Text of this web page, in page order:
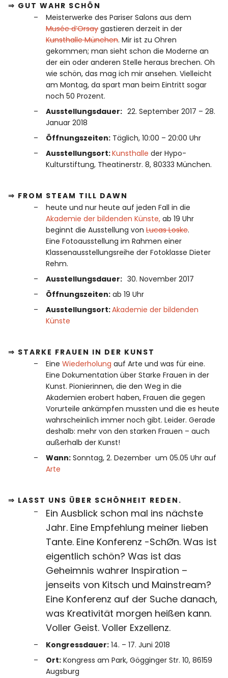
⇒ GUT WAHR SCHÖN
Meisterwerke des Pariser Salons aus dem
Musée d’Orsaygastieren derzeit in der
Kunsthalle München. Mir ist zu Ohren
gekommen; man sieht schon die Moderne an
der ein oder anderen Stelle heraus brechen. Oh
wie schön, das mag ich mir ansehen. Vielleicht
am Montag, da spart man beim Eintritt sogar
noch 50 Prozent.
Ausstellungsdauer: 22. September 2017 – 28.
Januar 2018
Öffnungszeiten: Täglich, 10:00 – 20:00 Uhr
Ausstellungsort:Kunsthalle der Hypo-
Kulturstiftung, Theatinerstr. 8, 80333 München.
⇒ FROM STEAM TILL DAWN
heute und nur heute auf jeden Fall in die
Akademie der bildenden Künste, ab 19 Uhr
beginnt die Ausstellung vonLucas Loske.
Eine Fotoausstellung im Rahmen einer
Klassenausstellungsreihe der Fotoklasse Dieter
Rehm.
Ausstellungsdauer: 30. November 2017
Öffnungszeiten: ab 19 Uhr
Ausstellungsort:Akademie der bildenden
Künste
⇒ STARKE FRAUEN IN DER KUNST
EineWiederholung auf Arte und was für eine.
Eine Dokumentation über Starke Frauen in der
Kunst. Pionierinnen, die den Weg in die
Akademien erobert haben, Frauen die gegen
Vorurteile ankämpfen mussten und die es heute
wahrscheinlich immer noch gibt. Leider. Gerade
deshalb: mehr von den starken Frauen – auch
außerhalb der Kunst!
Wann: Sonntag, 2. Dezember um 05.05 Uhr auf
Arte
⇒ LASST UNS ÜBER SCHÖNHEIT REDEN.
Ein Ausblick schon mal ins nächste
Jahr. Eine Empfehlung meiner lieben
Tante. Eine Konferenz -SchØn. Was ist
eigentlich schön? Was ist das
Geheimnis wahrer Inspiration –
jenseits von Kitsch und Mainstream?
Eine Konferenz auf der Suche danach,
was Kreativität morgen heißen kann.
Voller Geist. Voller Exzellenz.
Kongressdauer: 14. – 17. Juni 2018
Ort: Kongress am Park, Gögginger Str. 10, 86159
Augsburg